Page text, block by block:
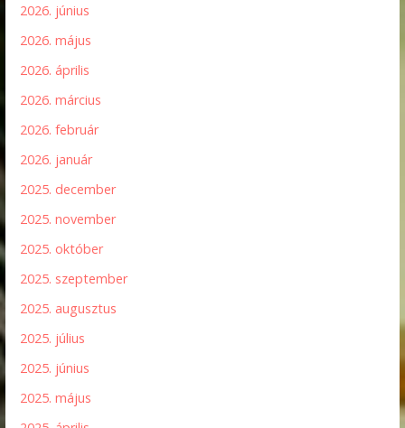
2026. június
2026. május
2026. április
2026. március
2026. február
2026. január
2025. december
2025. november
2025. október
2025. szeptember
2025. augusztus
2025. július
2025. június
2025. május